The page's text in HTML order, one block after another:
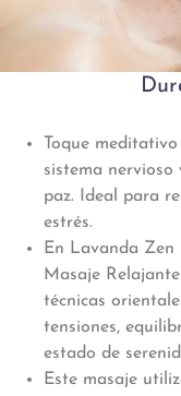
Toque
sistema
paz. Ideal para
estrés.
En Lavanda Zen
Masaje
técnicas
tensiones,
estado de
Este masaje